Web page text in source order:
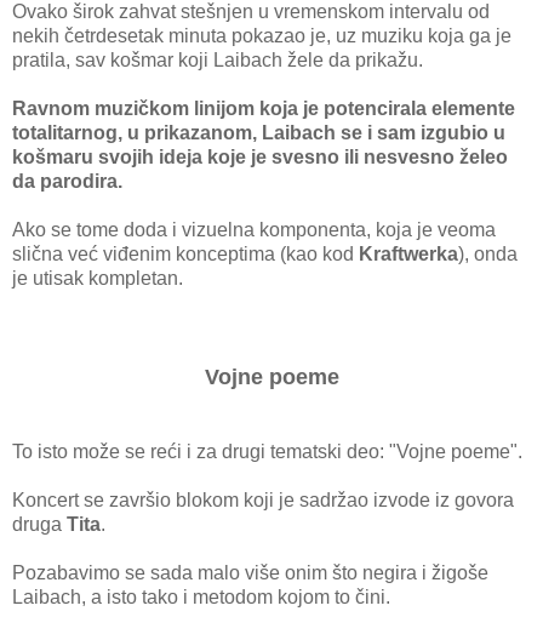
Ovako širok zahvat stešnjen u vremenskom intervalu od
nekih četrdesetak minuta pokazao je, uz muziku koja ga je
pratila, sav košmar koji Laibach žele da prikažu.
Ravnom muzičkom linijom koja je potencirala elemente
totalitarnog, u prikazanom, Laibach se i sam izgubio u
košmaru svojih ideja koje je svesno ili nesvesno želeo
da parodira.
Ako se tome doda i vizuelna komponenta, koja je veoma
slična već viđenim konceptima (kao kod Kraftwerka), onda
je utisak kompletan.
Vojne poeme
To isto može se reći i za drugi tematski deo: "Vojne poeme".
Koncert se završio blokom koji je sadržao izvode iz govora
druga Tita.
Pozabavimo se sada malo više onim što negira i žigoše
Laibach, a isto tako i metodom kojom to čini.